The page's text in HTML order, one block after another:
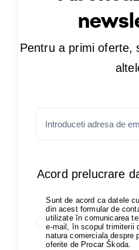
Pentru a primi oferte,
Acord prelucrare
Sunt de acord ca datele
din acest formular de
utilizate în comunicarea
e-mail, în scopul trimiterii
natura comerciala despre
oferite de Procar Škoda.